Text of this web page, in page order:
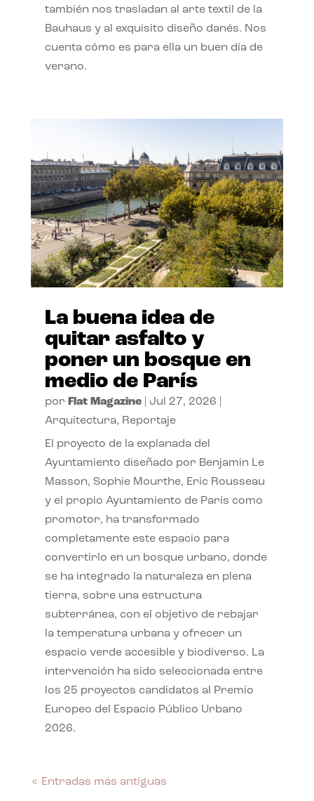
también nos trasladan al arte textil de la
Bauhaus y al exquisito diseño danés. Nos
cuenta cómo es para ella un buen día de
verano.
La buena idea de
quitar asfalto y
poner un bosque en
medio de París
por Flat Magazine| Jul 27, 2026
Arquitectura, Reportaje
El proyecto de la explanada del
Ayuntamiento diseñado por Benjamin Le
Masson, Sophie Mourthe, Eric Rousseau
y el propio Ayuntamiento de París como
promotor, ha transformado
completamente este espacio para
convertirlo en un bosque urbano, donde
se ha integrado la naturaleza en plena
tierra, sobre una estructura
subterránea, con el objetivo de rebajar
la temperatura urbana y ofrecer un
espacio verde accesible y biodiverso. La
intervención ha sido seleccionada entre
los 25 proyectos candidatos al Premio
Europeo del Espacio Público Urbano
2026.
« Entradas más antiguas